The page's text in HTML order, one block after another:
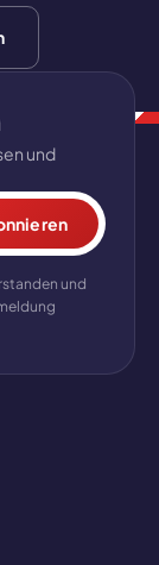
und
und